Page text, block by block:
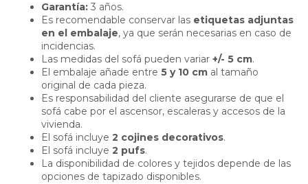
Garantía: 3 años.
Es recomendable conservar las etiquetas adjuntas
en el embalaje, ya que serán necesarias en caso de
incidencias.
Las medidas del sofá pueden variar +/- 5 cm.
El embalaje añade entre 5 y 10 cm al tamaño
original de cada pieza.
Es responsabilidad del cliente asegurarse de que el
sofá cabe por el ascensor, escaleras y accesos de la
vivienda.
El sofá incluye 2 cojines decorativos.
El sofá incluye 2 pufs.
La disponibilidad de colores y tejidos depende de las
opciones de tapizado disponibles.